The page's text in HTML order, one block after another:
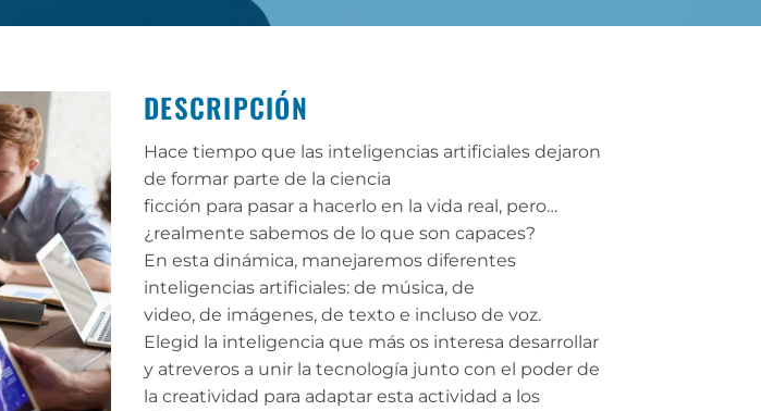
DESCRIPCIÓN
Hace tiempo que las inteligencias artificiales dejaron
de formar parte de la ciencia
ficción para pasar a hacerlo en la vida real, pero…
¿realmente sabemos de lo que son capaces?
En esta dinámica, manejaremos diferentes
inteligencias artificiales: de música, de
video, de imágenes, de texto e incluso de voz.
Elegid la inteligencia que más os interesa desarrollar
y atreveros a unir la tecnología junto con el poder de
la creatividad para adaptar esta actividad a los